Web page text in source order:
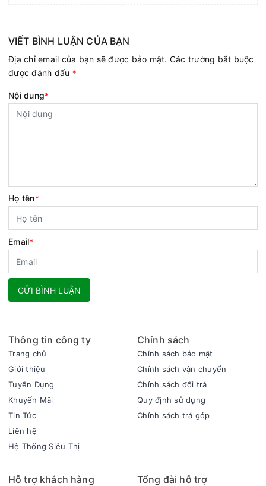
VIẾT BÌNH LUẬN CỦA BẠN
Địa chỉ email của bạn sẽ được bảo mật. Các trường bắt buộc
được đánh dấu *
Nội dung*
Họ tên*
Email*
GỬI BÌNH LUẬN
Thông tin công ty
Trang chủ
Giới thiệu
Tuyển Dụng
Khuyến Mãi
Tin Tức
Liên hệ
Hệ Thống Siêu Thị
Chính sách
Chính sách bảo mật
Chính sách vận chuyển
Chính sách đổi trả
Quy định sử dụng
Chính sách trả góp
Hỗ trợ khách hàng Tổng đài hỗ trợ